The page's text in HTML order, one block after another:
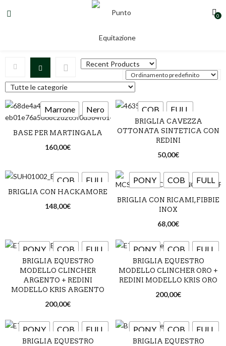
0
Marrone Nero
COB FULL
BASE PER MARTINGALA
160,00€
COB FULL
Blu Nero Rosso
BRIGLIA CAVEZZA
OTTONATA SINTETICA CON
REDINI
50,00€
COB FULL
Nero
BRIGLIA CON HACKAMORE
148,00€
PONY COB FULL
Marrone Nero
BRIGLIA CON RICAMI,FIBBIE
INOX
68,00€
PONY COB FULL
Marrone scuro Nero
BRIGLIA EQUESTRO
MODELLO CLINCHER
ARGENTO + REDINI
MODELLO KRIS ARGENTO
200,00€
PONY COB FULL
Marrone scuro Nero
BRIGLIA EQUESTRO
MODELLO CLINCHER ORO +
REDINI MODELLO KRIS ORO
200,00€
PONY COB FULL
BRIGLIA EQUESTRO
PONY COB FULL
BRIGLIA EQUESTRO